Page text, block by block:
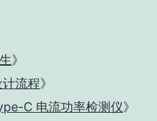
》
流程》
C 电流功率检测仪》